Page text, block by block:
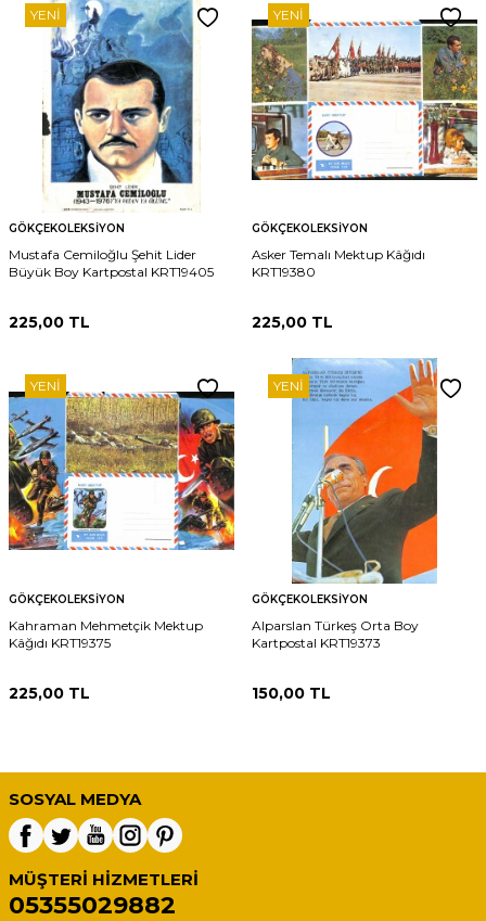
YENI
GÖKÇEKOLEKSIYON
Mustafa Cemiloğlu Şehit Lider
Büyük Boy Kartpostal KRT19405
225,00 TL
YENI
GÖKÇEKOLEKSIYON
Asker Temalı Mektup Kâğıdı
KRT19380
225,00 TL
YENI
GÖKÇEKOLEKSIYON
Kahraman Mehmetçik Mektup
Kâğıdı KRT19375
225,00 TL
YENI
GÖKÇEKOLEKSIYON
Alparslan Türkeş Orta Boy
Kartpostal KRT19373
150,00 TL
SOSYAL MEDYA
MÜŞTERI HIZMETLERI
05355029882